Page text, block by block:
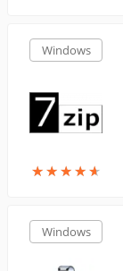
Windows
★★★★★
★★★★★
Windows